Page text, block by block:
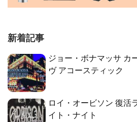
新着記事
ジョー・ボナマッサ カ
ヴ アコースティック
ロイ・オービソン 復活
イト・ナイト